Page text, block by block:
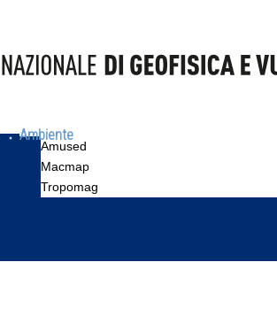
Ambiente
Amused
Macmap
Tropomag